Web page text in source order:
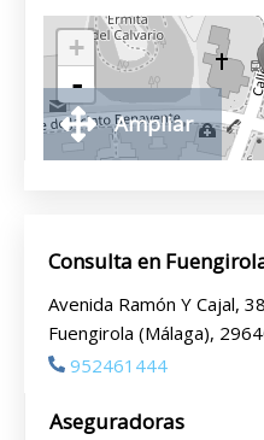
+
-
Ampliar
Consulta en
Avenida Ramón Y Cajal,
Fuengirola (Málaga),
952461444
Aseguradoras